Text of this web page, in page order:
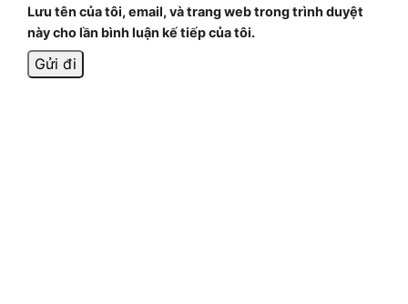
Lưu tên của tôi, email, và trang web trong trình duyệt
này cho lần bình luận kế tiếp của tôi.